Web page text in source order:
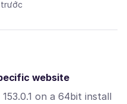
trước
website
on a 64bit install